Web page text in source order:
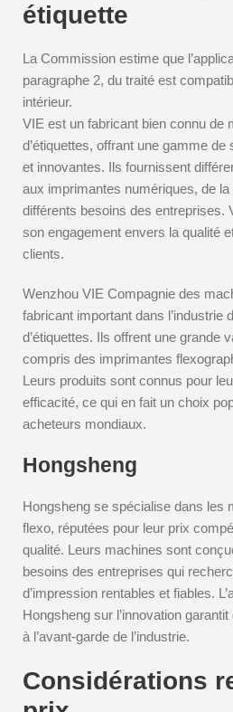
étiquette
La Commission estime que
paragraphe 2, du traité est
intérieur.
VIE est un fabricant bien connu de
d’étiquettes, offrant une gamme de
et innovantes. Ils fournissent
aux imprimantes numériques, de
différents besoins des entreprises.
son engagement envers la qualité
clients.
Wenzhou VIE Compagnie des
fabricant important dans l’industrie
d’étiquettes. Ils offrent une grande
compris des imprimantes
Leurs produits sont connus pour
efficacité, ce qui en fait un choix
acheteurs mondiaux.
Hongsheng
Hongsheng se spécialise dans les
flexo, réputées pour leur prix
qualité. Leurs machines sont
besoins des entreprises qui
d’impression rentables et fiables.
Hongsheng sur l’innovation
à l’avant-garde de l’industrie.
Considérations